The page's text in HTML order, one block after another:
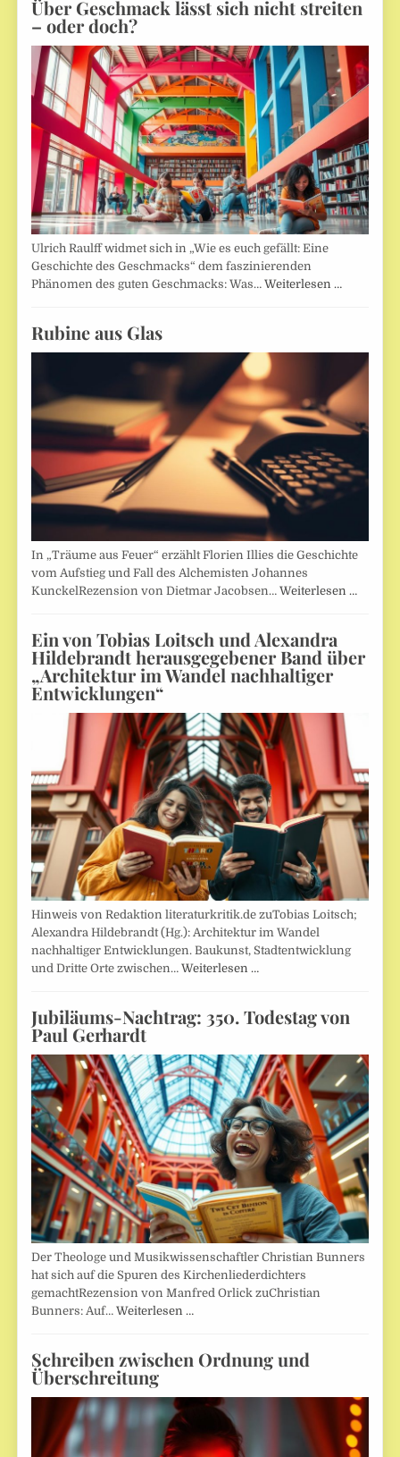
Über Geschmack lässt sich nicht streiten
– oder doch?
Ulrich Raulff widmet sich in „Wie es euch gefällt: Eine
Geschichte des Geschmacks“ dem faszinierenden
Phänomen des guten Geschmacks: Was…Weiterlesen …
Rubine aus Glas
In „Träume aus Feuer“ erzählt Florien Illies die Geschichte
vom Aufstieg und Fall des Alchemisten Johannes
KunckelRezension von Dietmar Jacobsen…Weiterlesen …
Ein von Tobias Loitsch und Alexandra
Hildebrandt herausgegebener Band über
„Architektur im Wandel nachhaltiger
Entwicklungen“
Hinweis von Redaktion literaturkritik.de zuTobias Loitsch;
Alexandra Hildebrandt (Hg.): Architektur im Wandel
nachhaltiger Entwicklungen. Baukunst, Stadtentwicklung
und Dritte Orte zwischen…Weiterlesen …
Jubiläums-Nachtrag: 350. Todestag von
Paul Gerhardt
Der Theologe und Musikwissenschaftler Christian Bunners
hat sich auf die Spuren des Kirchenliederdichters
gemachtRezension von Manfred Orlick zuChristian
Bunners: Auf…Weiterlesen …
Schreiben zwischen Ordnung und
Überschreitung